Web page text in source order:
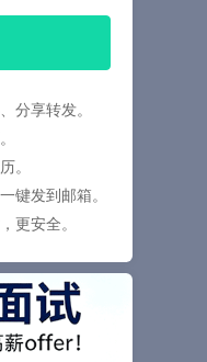
分享转发。
。
键发到邮箱。
更安全。